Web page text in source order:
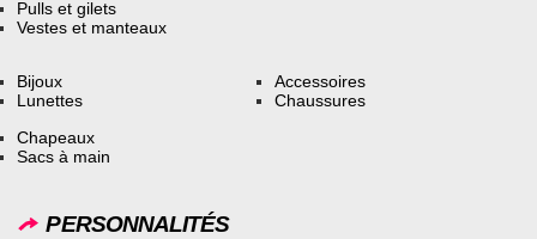
Pulls et gilets
Vestes et manteaux
Bijoux
Lunettes
Accessoires
Chaussures
Chapeaux
Sacs à main
PERSONNALITÉS